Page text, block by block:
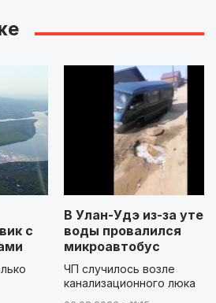
с
В Улан-Удэ из-за
воды провалился
микроавтобус
ЧП случилось возле
канализационного люка